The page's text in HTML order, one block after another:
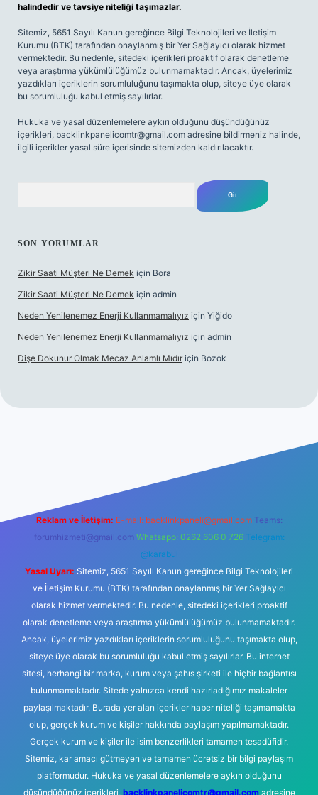
halindedir ve tavsiye niteliği taşımazlar.
Sitemiz, 5651 Sayılı Kanun gereğince Bilgi Teknolojileri ve İletişim
Kurumu (BTK) tarafından onaylanmış bir Yer Sağlayıcı olarak hizmet
vermektedir. Bu nedenle, sitedeki içerikleri proaktif olarak denetleme
veya araştırma yükümlülüğümüz bulunmamaktadır. Ancak, üyelerimiz
yazdıkları içeriklerin sorumluluğunu taşımakta olup, siteye üye olarak
bu sorumluluğu kabul etmiş sayılırlar.
Hukuka ve yasal düzenlemelere aykırı olduğunu düşündüğünüz
içerikleri, backlinkpanelicomtr@gmail.com adresine bildirmeniz halinde,
ilgili içerikler yasal süre içerisinde sitemizden kaldırılacaktır.
SON YORUMLAR
Zikir Saati Müşteri Ne Demek için Bora
Zikir Saati Müşteri Ne Demek için admin
Neden Yenilenemez Enerji Kullanmamalıyız için Yiğido
Neden Yenilenemez Enerji Kullanmamalıyız için admin
Dişe Dokunur Olmak Mecaz Anlamlı Mıdır için Bozok
Reklam ve İletişim: E-mail: backlinkpaneli@gmail.com Teams:
forumhizmeti@gmail.com Whatsapp: 0262 606 0 726 Telegram:
@karabul
Yasal Uyarı: Sitemiz, 5651 Sayılı Kanun gereğince Bilgi Teknolojileri
ve İletişim Kurumu (BTK) tarafından onaylanmış bir Yer Sağlayıcı
olarak hizmet vermektedir. Bu nedenle, sitedeki içerikleri proaktif
olarak denetleme veya araştırma yükümlülüğümüz bulunmamaktadır.
Ancak, üyelerimiz yazdıkları içeriklerin sorumluluğunu taşımakta olup,
siteye üye olarak bu sorumluluğu kabul etmiş sayılırlar. Bu internet
sitesi, herhangi bir marka, kurum veya şahıs şirketi ile hiçbir bağlantısı
bulunmamaktadır. Sitede yalnızca kendi hazırladığımız makaleler
paylaşılmaktadır. Burada yer alan içerikler haber niteliği taşımamakta
olup, gerçek kurum ve kişiler hakkında paylaşım yapılmamaktadır.
Gerçek kurum ve kişiler ile isim benzerlikleri tamamen tesadüfidir.
Sitemiz, kar amacı gütmeyen ve tamamen ücretsiz bir bilgi paylaşım
platformudur. Hukuka ve yasal düzenlemelere aykırı olduğunu
düşündüğünüz içerikleri, backlinkpanelicomtr@gmail.comadresine